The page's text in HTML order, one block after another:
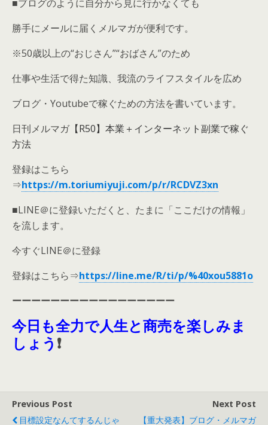
■ブログのように自分から見に行かなくても
勝手にメールに届くメルマガが便利です。
※50歳以上の“おじさん”“おばさん”のため
仕事や生活で得た知識、我流のライフスタイルを広め
ブログ・Youtubeで稼ぐための方法を書いています。
日刊メルマガ【R50】本業＋インターネット副業で稼ぐ
方法
登録はこちら
⇒https://m.toriumiyuji.com/p/r/RCDVZ3xn
■LINE＠に登録いただくと、たまに「ここだけの情報」
を流します。
今すぐLINE＠に登録
登録はこちら⇒https://line.me/R/ti/p/%40xou5881o
ーーーーーーーーーーーーーーーーー
今日も全力で人生と商売を楽しみま
しょう ❗
Previous Post
目標設定なんてするんじゃ
Next Post
【重大発表】ブログ・メルマガ